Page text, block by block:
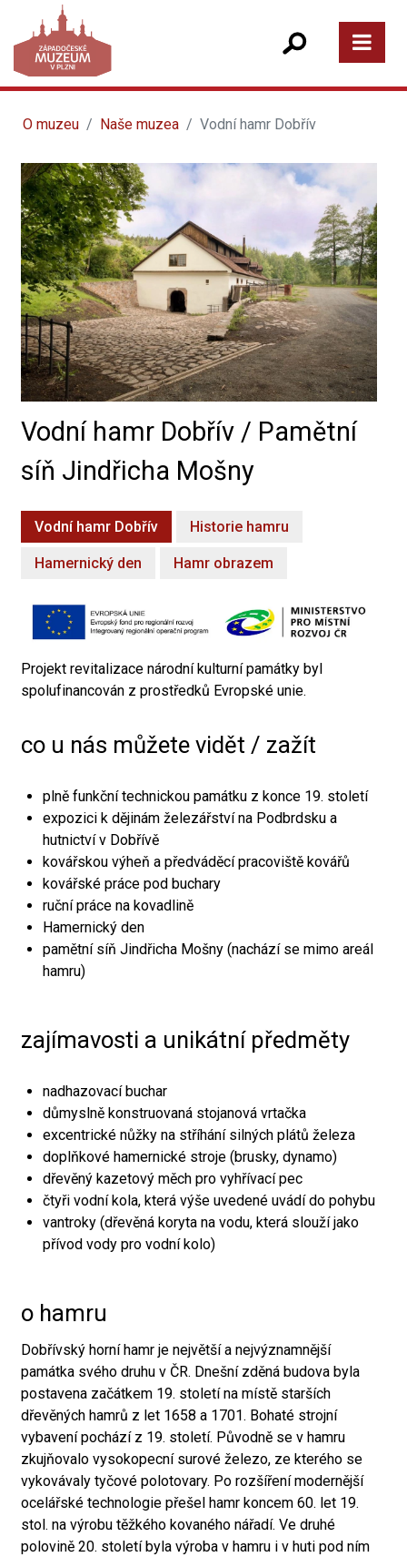
O muzeu Naše muzea Vodní hamr Dobřív
Vodní hamr Dobřív / Pamětní
síň Jindřicha Mošny
Vodní hamr Dobřív Historie hamru
Hamernický den Hamr obrazem
Projekt revitalizace národní kulturní památky byl
spolufinancován z prostředků Evropské unie.
co u nás můžete vidět / zažít
plně funkční technickou památku z konce 19. století
expozici k dějinám železářství na Podbrdsku a
hutnictví v Dobřívě
kovářskou výheň a předváděcí pracoviště kovářů
kovářské práce pod buchary
ruční práce na kovadlině
Hamernický den
pamětní síň Jindřicha Mošny (nachází se mimo areál
hamru)
zajímavosti a unikátní předměty
nadhazovací buchar
důmyslně konstruovaná stojanová vrtačka
excentrické nůžky na stříhání silných plátů železa
doplňkové hamernické stroje (brusky, dynamo)
dřevěný kazetový měch pro vyhřívací pec
čtyři vodní kola, která výše uvedené uvádí do pohybu
vantroky (dřevěná koryta na vodu, která slouží jako
přívod vody pro vodní kolo)
o hamru
Dobřívský horní hamr je největší a nejvýznamnější
památka svého druhu v ČR. Dnešní zděná budova byla
postavena začátkem 19. století na místě starších
dřevěných hamrů z let 1658 a 1701. Bohaté strojní
vybavení pochází z 19. století. Původně se v hamru
zkujňovalo vysokopecní surové železo, ze kterého se
vykovávaly tyčové polotovary. Po rozšíření modernější
ocelářské technologie přešel hamr koncem 60. let 19.
stol. na výrobu těžkého kovaného nářadí. Ve druhé
polovině 20. století byla výroba v hamru i v huti pod ním